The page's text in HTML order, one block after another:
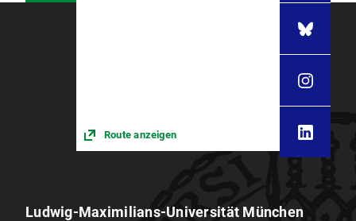
Route anzeigen
Ludwig-Maximilians-Universität München